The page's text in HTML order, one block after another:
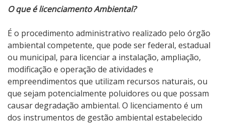
O que é licenciamento Ambiental?
É o procedimento administrativo realizado pelo órgão
ambiental competente, que pode ser federal, estadual
ou municipal, para licenciar a instalação, ampliação,
modificação e operação de atividades e
empreendimentos que utilizam recursos naturais, ou
que sejam potencialmente poluidores ou que possam
causar degradação ambiental. O licenciamento é um
dos instrumentos de gestão ambiental estabelecido